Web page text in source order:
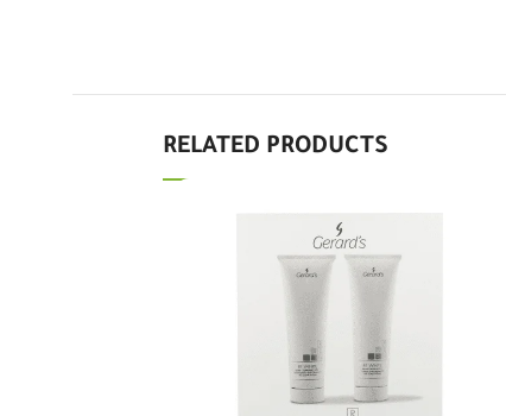
RELATED PRODUCTS